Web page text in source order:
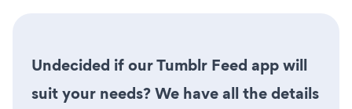
Undecided if our Tumblr Feed app will
suit your needs? We have all the details